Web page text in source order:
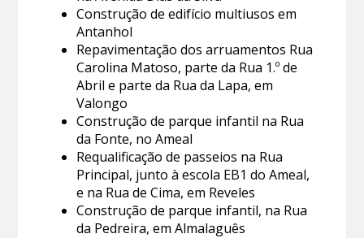
Construção de edifício multiusos em
Antanhol
Repavimentação dos arruamentos Rua
Carolina Matoso, parte da Rua 1.º de
Abril e parte da Rua da Lapa, em
Valongo
Construção de parque infantil na Rua
da Fonte, no Ameal
Requalificação de passeios na Rua
Principal, junto à escola EB1 do Ameal,
e na Rua de Cima, em Reveles
Construção de parque infantil, na Rua
da Pedreira, em Almalaguês